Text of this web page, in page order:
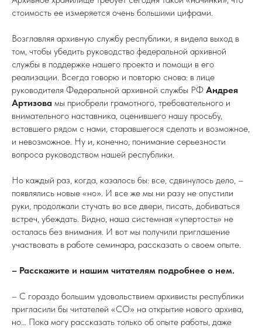
стоимость ее измеряется очень большими цифрами.
Возглавляя архивную службу республики, я видела выход в
том, чтобы убедить руководство федеральной архивной
службы в поддержке нашего проекта и помощи в его
реализации. Всегда говорю и повторю снова: в лице
руководителя Федеральной архивной службы РФ Андрея
Артизова мы приобрели грамотного, требовательного и
внимательного наставника, оценившего нашу просьбу,
вставшего рядом с нами, старавшегося сделать и возможное,
и невозможное. Ну и, конечно, понимание серьезности
вопроса руководством нашей республики.
Но каждый раз, когда, казалось бы: все, сдвинулось дело, –
появлялись новые «но». И все же мы ни разу не опустили
руки, продолжали стучать во все двери, писать, добиваться
встреч, убеждать. Видно, наша системная «упертость» не
осталась без внимания. И вот мы получили приглашение
участвовать в работе семинара, рассказать о своем опыте.
– Расскажите и нашим читателям подробнее о нем.
– С гораздо большим удовольствием архивисты республики
пригласили бы читателей «СО» на открытие нового архива,
но… Пока могу рассказать только об опыте работы, даже